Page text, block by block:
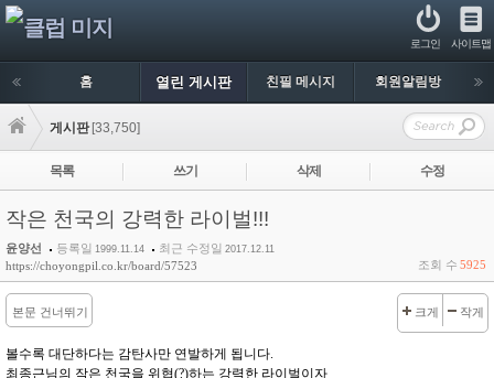
사이트맵
로그인
홈 열린 게시판 친필 메시지 회원알림방
게시판 [33,750]
목록 쓰기 삭제 수정
작은 천국의 강력한 라이벌!!!
윤양선 등록일 1999.11.14 최근 수정일 2017.12.11
https://choyongpil.co.kr/board/57523 조회 수 5925
본문 건너뛰기 크게 작게
볼수록 대단하다는 감탄사만 연발하게 됩니다.
최종근님의 작은 천국을 위협(?)하는 강력한 라이벌이자